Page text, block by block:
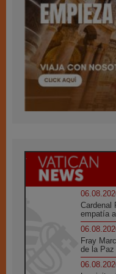
Cardenal
empatía
Fray
de la